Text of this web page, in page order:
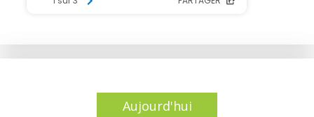
Aujourd'hui